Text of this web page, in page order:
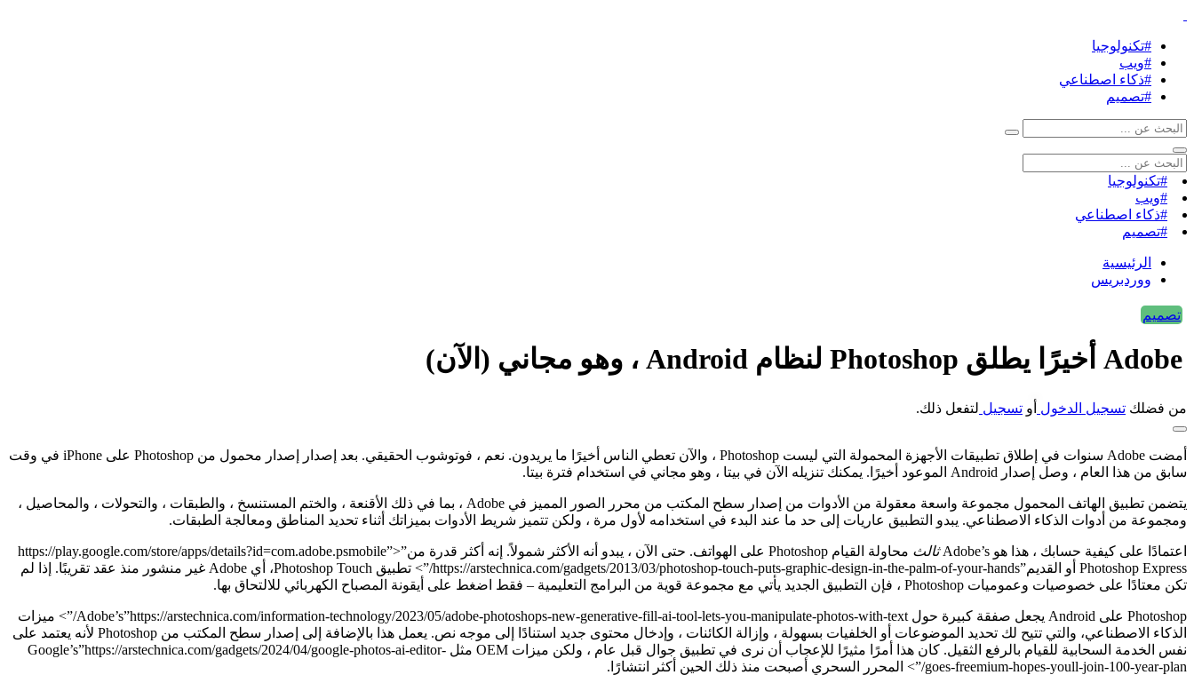
#تكنولوجيا
#ويب
#ذكاء اصطناعي
#تصميم
#تكنولوجيا
#ويب
#ذكاء اصطناعي
#تصميم
الرئيسية
ووردبريس
تصميم
Adobe أخيرًا يطلق Photoshop لنظام Android ، وهو مجاني (الآن)
من فضلك تسجيل الدخول أو تسجيل لتفعل ذلك.
أمضت Adobe سنوات في إطلاق تطبيقات الأجهزة المحمولة التي ليست Photoshop ، والآن تعطي الناس أخيرًا ما يريدون. نعم ، فوتوشوب الحقيقي. بعد إصدار إصدار محمول من Photoshop على iPhone في وقت
سابق من هذا العام ، وصل إصدار Android الموعود أخيرًا. يمكنك تنزيله الآن في بيتا ، وهو مجاني في استخدام فترة بيتا.
يتضمن تطبيق الهاتف المحمول مجموعة واسعة معقولة من الأدوات من إصدار سطح المكتب من محرر الصور المميز في Adobe ، بما في ذلك الأقنعة ، والختم المستنسخ ، والطبقات ، والتحولات ، والمحاصيل ،
ومجموعة من أدوات الذكاء الاصطناعي. يبدو التطبيق عاريات إلى حد ما عند البدء في استخدامه لأول مرة ، ولكن تتميز شريط الأدوات بميزاتك أثناء تحديد المناطق ومعالجة الطبقات.
اعتمادًا على كيفية حسابك ، هذا هو Adobe’s ثالث
محاولة القيام Photoshop على الهواتف. حتى الآن ، يبدو أنه الأكثر شمولاً. إنه أكثر قدرة من”https://play.google.com/store/apps/details?id=com.adobe.psmobile”>
Photoshop Express أو القديم”https://arstechnica.com/gadgets/2013/03/photoshop-touch-puts-graphic-design-in-the-palm-of-your-hands/”> تطبيق Photoshop Touch، أي Adobe غير منشور منذ عقد تقريبًا. إذا لم
تكن معتادًا على خصوصيات وعموميات Photoshop ، فإن التطبيق الجديد يأتي مع مجموعة قوية من البرامج التعليمية – فقط اضغط على أيقونة المصباح الكهربائي للالتحاق بها.
Photoshop على Android يجعل صفقة كبيرة حول Adobe’s”https://arstechnica.com/information-technology/2023/05/adobe-photoshops-new-generative-fill-ai-tool-lets-you-manipulate-photos-with-text/”> ميزات
الذكاء الاصطناعي، والتي تتيح لك تحديد الموضوعات أو الخلفيات بسهولة ، وإزالة الكائنات ، وإدخال محتوى جديد استنادًا إلى موجه نص. يعمل هذا بالإضافة إلى إصدار سطح المكتب من Photoshop لأنه يعتمد على
نفس الخدمة السحابية للقيام بالرفع الثقيل. كان هذا أمرًا مثيرًا للإعجاب أن نرى في تطبيق جوال قبل عام ، ولكن ميزات OEM مثل Google’s”https://arstechnica.com/gadgets/2024/04/google-photos-ai-editor-
goes-freemium-hopes-youll-join-100-year-plan/”> المحرر السحري أصبحت منذ ذلك الحين أكثر انتشارًا.